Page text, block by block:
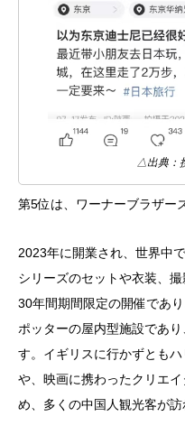
△出典：
第5位は、ワーナーブラザー
2023年に開業され、世界中
シリーズのセットや衣装、
30年間期間限定の開催であ
ポッターの屋内型施設であ
す。イギリスに行かずとも
や、映画に携わったクリエ
め、多くの中国人観光客が訪